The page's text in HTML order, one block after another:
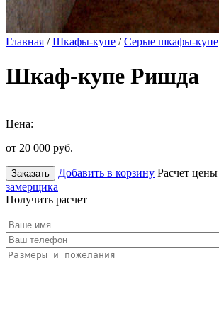
Главная /Шкафы-купе /Серые шкафы-купе
Шкаф-купе Ришда
Цена:
от 20 000 руб.
Заказать Добавить в корзину Расчет цены
замерщика
Получить расчет